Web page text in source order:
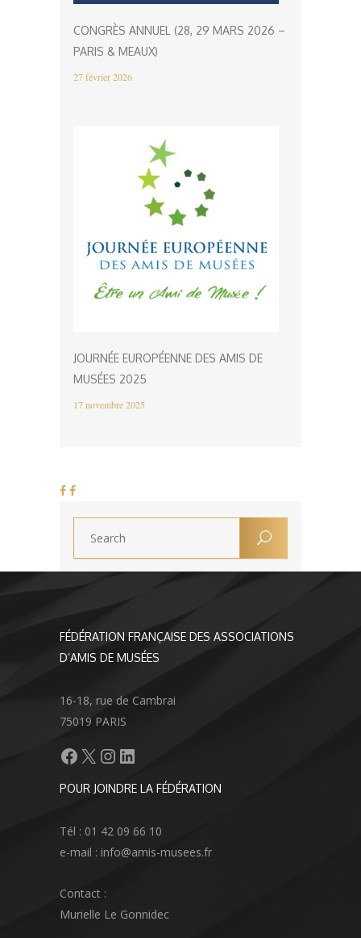
CONGRÈS ANNUEL (28, 29 MARS 2026 –
PARIS & MEAUX)
27 février 2026
JOURNÉE EUROPÉENNE DES AMIS DE
MUSÉES 2025
17 novembre 2025
FÉDÉRATION FRANÇAISE DES ASSOCIATIONS
D’AMIS DE MUSÉES
16-18, rue de Cambrai
75019 PARIS
Facebook
X Instagram
LinkedIn
POUR JOINDRE LA FÉDÉRATION
Tél : 01 42 09 66 10
e-mail : info@amis-musees.fr
Contact :
Murielle Le Gonnidec